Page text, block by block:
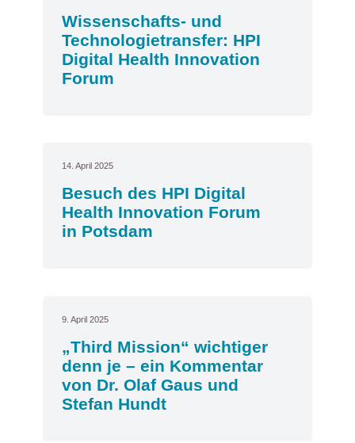
Wissenschafts- und
Technologietransfer: HPI
Digital Health Innovation
Forum
14. April 2025
Besuch des HPI Digital
Health Innovation Forum
in Potsdam
9. April 2025
„Third Mission“ wichtiger
denn je – ein Kommentar
von Dr. Olaf Gaus und
Stefan Hundt